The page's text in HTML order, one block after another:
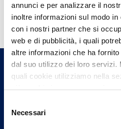
annunci e per analizzare il
inoltre informazioni sul modo
con i nostri partner che si
web e di pubblicità, i quali
altre informazioni che ha
dal suo utilizzo dei loro servizi.
quali cookie utilizziamo nella
più su chi siamo, come può
può trovare nel footer del sito
delNecessari
Hai bisogno di
informazioni?
Trova l'Agenzia più
un nostro Agente.